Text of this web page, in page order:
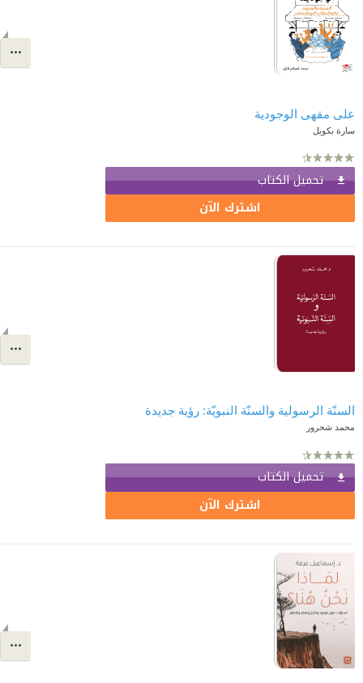
على مقهى الوجودية
سارة بكويل
تحميل الكتاب
اشترك الآن
السنّة الرسولية والسنّة النبويّة: رؤية جديدة
محمد شحرور
تحميل الكتاب
اشترك الآن